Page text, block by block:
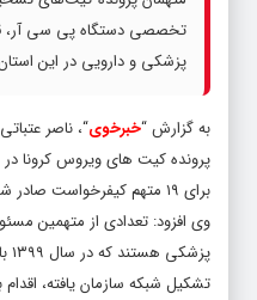
تخصصی دستگاه پی سی آر،
پزشکی و دارویی در این
به گزارش “خبرخوی“، ناصر
پرونده کیت های ویروس کرونا در
برای ۱۹ متهم کیفرخواست صادر شده است.
وی افزود: تعدادی از متهمین
تشکیل شبکه سازمان یافته،